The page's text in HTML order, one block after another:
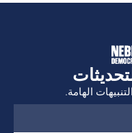
الهامة.